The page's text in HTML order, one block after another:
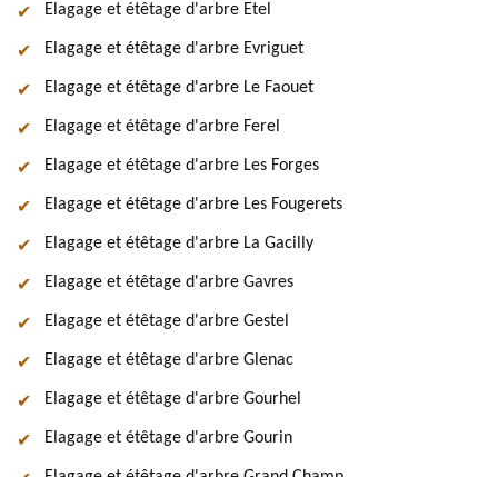
Elagage et étêtage d'arbre Etel
Elagage et étêtage d'arbre Evriguet
Elagage et étêtage d'arbre Le Faouet
Elagage et étêtage d'arbre Ferel
Elagage et étêtage d'arbre Les Forges
Elagage et étêtage d'arbre Les Fougerets
Elagage et étêtage d'arbre La Gacilly
Elagage et étêtage d'arbre Gavres
Elagage et étêtage d'arbre Gestel
Elagage et étêtage d'arbre Glenac
Elagage et étêtage d'arbre Gourhel
Elagage et étêtage d'arbre Gourin